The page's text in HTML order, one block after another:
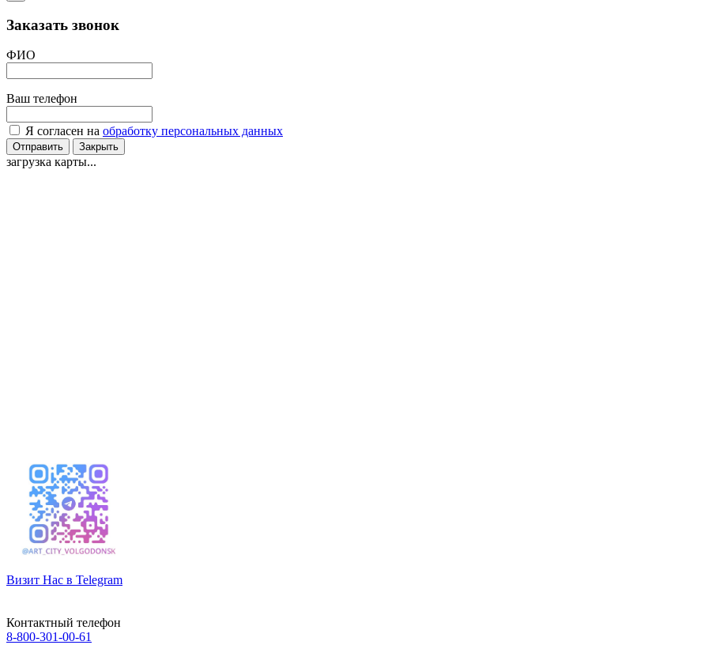
Заказать звонок
ФИО
Ваш телефон
Я согласен на обработку персональных данных
Отправить Закрыть
загрузка карты...
Визит Нас в Telegram
Контактный телефон
8-800-301-00-61